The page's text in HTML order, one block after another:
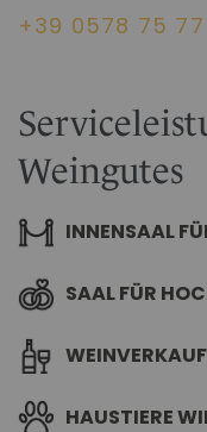
+39 0578 75
Weingutes
INNENSAAL
SAAL FÜR
WEINVERKAUF
HAUSTIERE